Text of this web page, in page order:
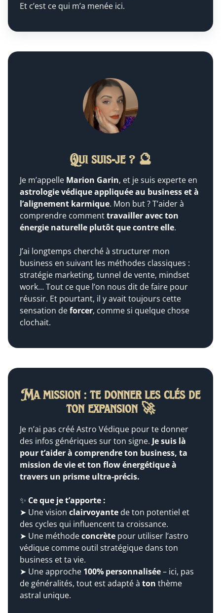
Et c’est ce qui m’a menée ici.
Qui suis-je ? 🔮
Je m’appelle Marion Garin, et je suis experte en
astrologie védique appliquée au business et à
l’alignement karmique. Mon but ? T’aider à
comprendre commenttravailler avec ton
énergie naturelle plutôt que contre elle.
J’ai longtemps cherché à structurer mon
business en suivant les méthodes classiques :
stratégie marketing, tunnel de vente, mindset
work… Tout ce que l’on nous dit de faire pour
réussir. Et pourtant, il y avait toujours cette
sensation deforcer, comme si quelque chose
clochait.
Ma mission : te donner les clés de
ton expansion 🚀
Je n’ai pas créé Astro Védique pour te donner
des infos génériques sur ton signe. Je suis là
pour t’aider à comprendre ton business, ta
mission de vie et ton flow énergétique à
travers un prisme ultra-précis.
✨ Ce que je t’apporte :
➤ Une vision clairvoyante de ton potentiel et
des cycles qui influencent ta croissance.
➤ Une méthodeconcrète pour utiliser l’astro
védique comme outil stratégique dans ton
business et ta vie.
➤ Une approche 100% personnalisée– ici, pas
de généralités, tout est adapté à ton thème
astral unique.